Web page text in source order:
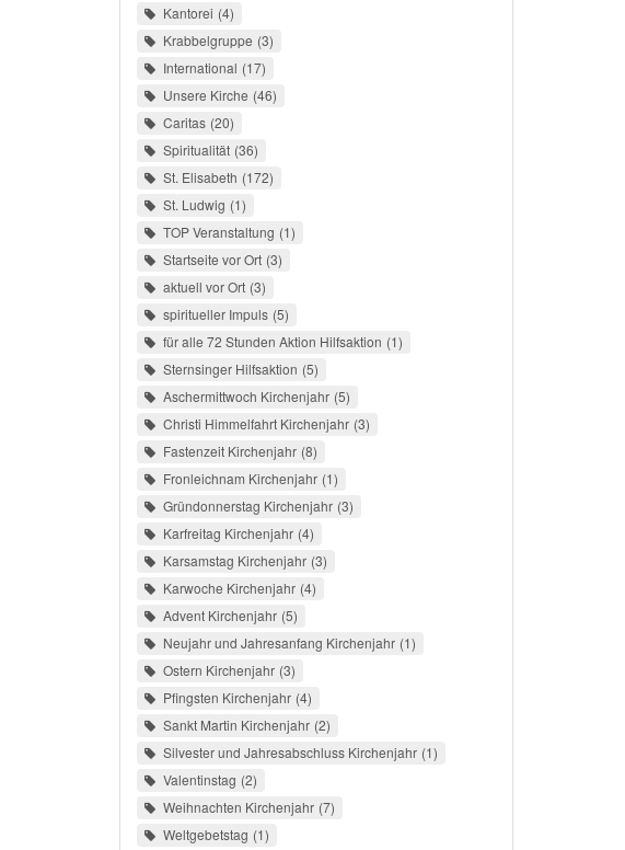
Kantorei 4
Krabbelgruppe 3
International 17
Unsere Kirche 46
Caritas 20
Spiritualität 36
St. Elisabeth 172
St. Ludwig 1
TOP Veranstaltung 1
Startseite vor Ort 3
aktuell vor Ort 3
spiritueller Impuls 5
für alle 72 Stunden Aktion Hilfsaktion 1
Sternsinger Hilfsaktion 5
Aschermittwoch Kirchenjahr 5
Christi Himmelfahrt Kirchenjahr 3
Fastenzeit Kirchenjahr 8
Fronleichnam Kirchenjahr 1
Gründonnerstag Kirchenjahr 3
Karfreitag Kirchenjahr 4
Karsamstag Kirchenjahr 3
Karwoche Kirchenjahr 4
Advent Kirchenjahr 5
Neujahr und Jahresanfang Kirchenjahr 1
Ostern Kirchenjahr 3
Pfingsten Kirchenjahr 4
Sankt Martin Kirchenjahr 2
Silvester und Jahresabschluss Kirchenjahr 1
Valentinstag 2
Weihnachten Kirchenjahr 7
Weltgebetstag 1